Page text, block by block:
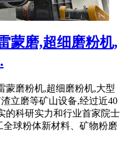
蒙磨,超细磨粉机,
蒙磨粉机,超细磨粉机,大型
立磨等矿山设备,经过近40
的科研实力和行业首家院士
球粉体新材料、矿物粉磨